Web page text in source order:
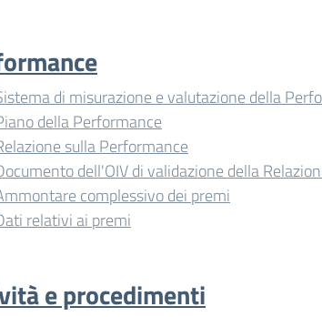
di misurazione e valutazione della
della Performance
sulla Performance
dell'OIV di validazione della
complessivo dei premi
relativi ai premi
e procedimenti